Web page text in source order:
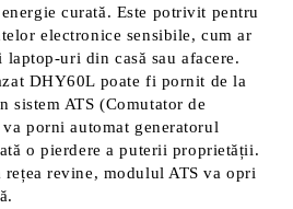
curată. Este potrivit pentru
electronice sensibile, cum ar
uri din casă sau afacere.
DHY60L poate fi pornit de la
sistem ATS (Comutator de
porni automat generatorul
o pierdere a puterii proprietății.
rețea revine, modulul ATS va opri